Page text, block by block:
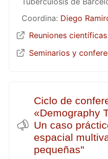
Coordina: Diego
Reuniones científicas
Seminarios y
Ciclo de
«Demography
Un caso
espacial
pequeñas"